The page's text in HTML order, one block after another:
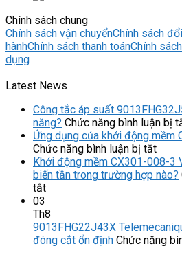
Chính sách chung
Chính sách vận chuyểnChính sách
hànhChính sách thanh toánChính
dụng
Latest News
Công tắc áp suất
năng? Chức năng bình luận bị
Ứng dụng của khởi động mềm
Chức năng bình luận bị tắtở
Ứng
dụng
mềm
Khởi động mềm CX301-008-3
biến tần trong trường hợp nào?
tắtở
động
mềm
CX301-
03
Th8
9013FHG22J43X
đóng cắt ổn định Chức năng